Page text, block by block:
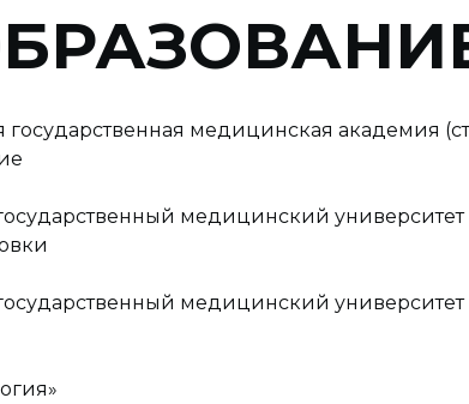
государственная медицинская академия
медицинский университет
медицинский